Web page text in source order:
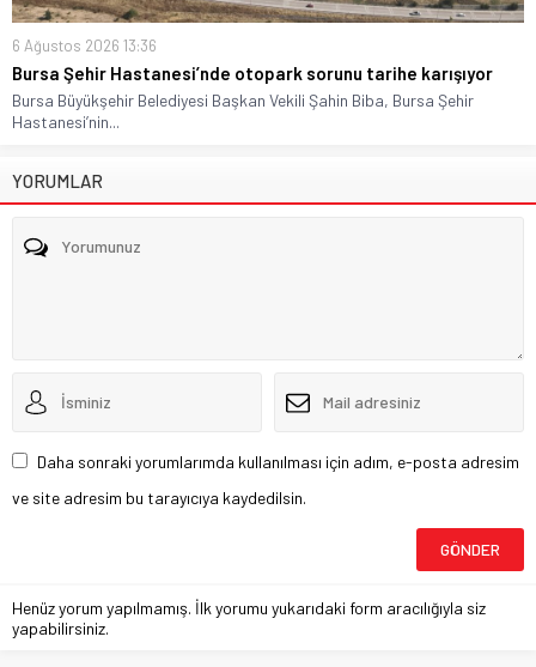
6 Ağustos 2026 13:36
Bursa Şehir Hastanesi’nde otopark sorunu tarihe karışıyor
Bursa Büyükşehir Belediyesi Başkan Vekili Şahin Biba, Bursa Şehir
Hastanesi’nin...
YORUMLAR
Daha sonraki yorumlarımda kullanılması için adım, e-posta adresim
ve site adresim bu tarayıcıya kaydedilsin.
Henüz yorum yapılmamış. İlk yorumu yukarıdaki form aracılığıyla siz
yapabilirsiniz.